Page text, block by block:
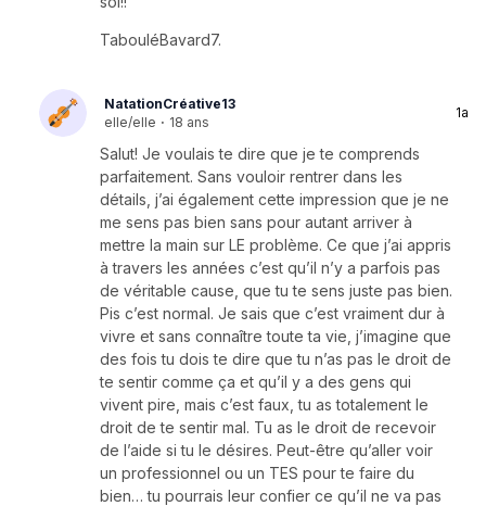
TabouléBavard7.
NatationCréative13
elle/elle · 18 ans
1a
Salut! Je voulais te dire que je te comprends
parfaitement. Sans vouloir rentrer dans les
détails, j’ai également cette impression que je ne
me sens pas bien sans pour autant arriver à
mettre la main sur LE problème. Ce que j’ai appris
à travers les années c’est qu’il n’y a parfois pas
de véritable cause, que tu te sens juste pas bien.
Pis c’est normal. Je sais que c’est vraiment dur à
vivre et sans connaître toute ta vie, j’imagine que
des fois tu dois te dire que tu n’as pas le droit de
te sentir comme ça et qu’il y a des gens qui
vivent pire, mais c’est faux, tu as totalement le
droit de te sentir mal. Tu as le droit de recevoir
de l’aide si tu le désires. Peut-être qu’aller voir
un professionnel ou un TES pour te faire du
bien… tu pourrais leur confier ce qu’il ne va pas